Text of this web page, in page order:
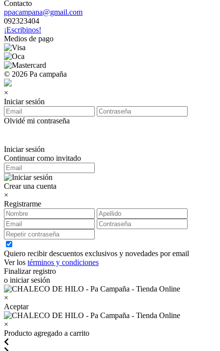
Contacto
ppacampana@gmail.com
092323404
¡Escribinos!
Medios de pago
© 2026 Pa campaña
×
Iniciar sesión
Olvidé mi contraseña
Iniciar sesión
Continuar como invitado
Crear una cuenta
×
Registrarme
Quiero recibir descuentos exclusivos y novedades por email
Ver los términos y condiciones
Finalizar registro
o iniciar sesión
×
Aceptar
×
Producto agregado a carrito